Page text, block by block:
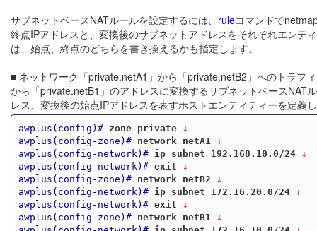
サブネットベースNATルールを設定するには、 ruleコマンドで
終点IPアドレスと、変換後のサブネットアドレスをそれぞれエンテ
は、始点、終点のどちらを書き換えるかも指定します。
■ ネットワーク「private.netA1」から「private.netB2」へのトラフ
から「private.netB1」のアドレスに変換するサブネットベースNAT
レス、変換後の始点IPアドレスを表すホストエンティティーを定
awplus(config)# zone private ↓
awplus(config-zone)#
network netA1
↓
awplus(config-network)#
ip subnet 192.168.10.0/24 ↓
awplus(config-network)# exit ↓
awplus(config-zone)#
network netB2 ↓
awplus(config-network)#
ip subnet 172.16.20.0/24 ↓
awplus(config-network)# exit ↓
awplus(config-zone)#
network netB1
↓